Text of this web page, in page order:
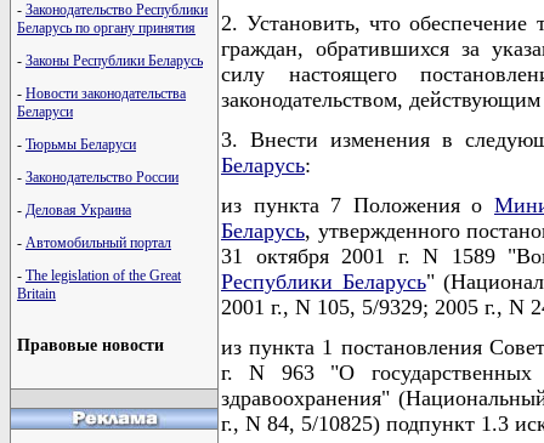
- Законодательство Республики
Беларусь по органу принятия
- Законы Республики Беларусь
- Новости законодательства
Беларуси
- Тюрьмы Беларуси
- Законодательство России
- Деловая Украина
- Автомобильный портал
- The legislation of the Great
Britain
Правовые новости
2. Установить, что обеспечение
граждан, обратившихся за
силу настоящего
законодательством,
3. Внести изменения в
Беларусь:
из пункта 7 Положения о
Беларусь, утвержденного
31 октября 2001 г. N 1589
Республики Беларусь"
2001 г., N 105, 5/9329; 2005 г., N
из пункта 1 постановления
г. N 963 "О государственных
здравоохранения"
г., N 84, 5/10825) подпункт 1.3